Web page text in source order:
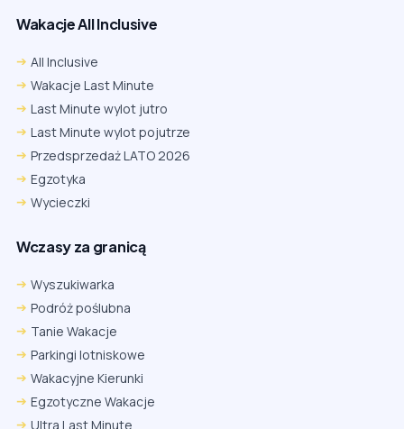
Wakacje All Inclusive
All Inclusive
Wakacje Last Minute
Last Minute wylot jutro
Last Minute wylot pojutrze
Przedsprzedaż LATO 2026
Egzotyka
Wycieczki
Wczasy za granicą
Wyszukiwarka
Podróż poślubna
Tanie Wakacje
Parkingi lotniskowe
Wakacyjne Kierunki
Egzotyczne Wakacje
Ultra Last Minute